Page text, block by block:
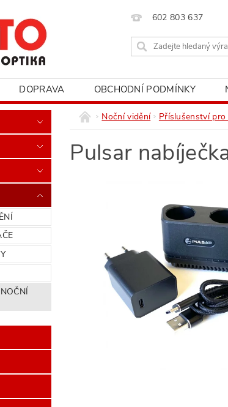
602 803 637
DOPRAVA OBCHODNÍ PODMÍNKY
Noční vidění Příslušenství
Pulsar